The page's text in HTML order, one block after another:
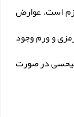
است. عوارض
و ورم وجود
بیحسی در صورت